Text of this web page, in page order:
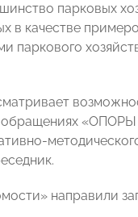
парковых
в качестве
обращениях
направили